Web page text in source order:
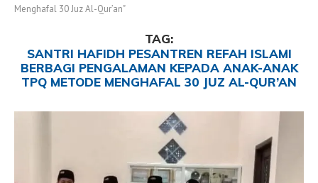
Menghafal 30 Juz Al-Qur’an"
TAG:
SANTRI HAFIDH PESANTREN REFAH ISLAMI
BERBAGI PENGALAMAN KEPADA ANAK-ANAK
TPQ METODE MENGHAFAL 30 JUZ AL-QUR’AN